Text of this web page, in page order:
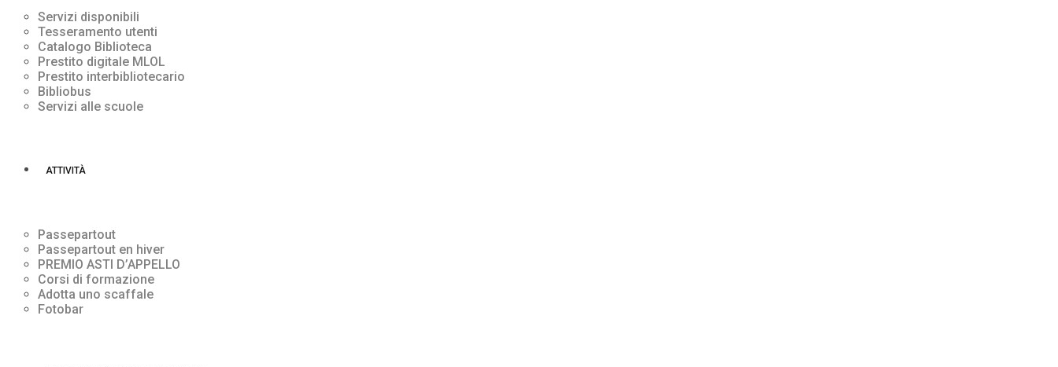
Servizi disponibili
Tesseramento utenti
Catalogo Biblioteca
Prestito digitale MLOL
Prestito interbibliotecario
Bibliobus
Servizi alle scuole
ATTIVITÀ
Passepartout
Passepartout en hiver
PREMIO ASTI D’APPELLO
Corsi di formazione
Adotta uno scaffale
Fotobar